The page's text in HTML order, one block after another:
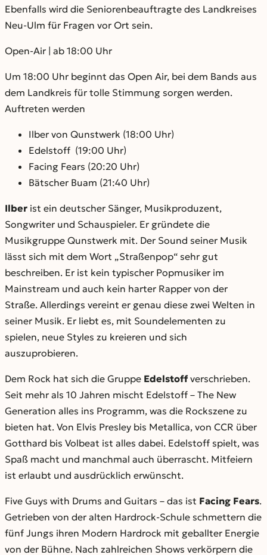
Ebenfalls wird die Seniorenbeauftragte des Landkreises
Neu-Ulm für Fragen vor Ort sein.
Open-Air | ab 18:00 Uhr
Um 18:00 Uhr beginnt das Open Air, bei dem Bands aus
dem Landkreis für tolle Stimmung sorgen werden.
Auftreten werden
Ilber von Qunstwerk (18:00 Uhr)
Edelstoff (19:00 Uhr)
Facing Fears (20:20 Uhr)
Bätscher Buam (21:40 Uhr)
Ilber ist ein deutscher Sänger, Musikproduzent,
Songwriter und Schauspieler. Er gründete die
Musikgruppe Qunstwerk mit. Der Sound seiner Musik
lässt sich mit dem Wort „Straßenpop“ sehr gut
beschreiben. Er ist kein typischer Popmusiker im
Mainstream und auch kein harter Rapper von der
Straße. Allerdings vereint er genau diese zwei Welten in
seiner Musik. Er liebt es, mit Soundelementen zu
spielen, neue Styles zu kreieren und sich
auszuprobieren.
Dem Rock hat sich die Gruppe Edelstoff verschrieben.
Seit mehr als 10 Jahren mischt Edelstoff – The New
Generation alles ins Programm, was die Rockszene zu
bieten hat. Von Elvis Presley bis Metallica, von CCR über
Gotthard bis Volbeat ist alles dabei. Edelstoff spielt, was
Spaß macht und manchmal auch überrascht. Mitfeiern
ist erlaubt und ausdrücklich erwünscht.
Five Guys with Drums and Guitars – das ist Facing Fears.
Getrieben von der alten Hardrock-Schule schmettern die
fünf Jungs ihren Modern Hardrock mit geballter Energie
von der Bühne. Nach zahlreichen Shows verkörpern die